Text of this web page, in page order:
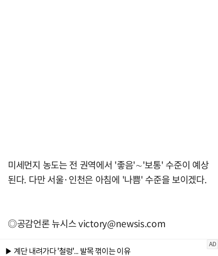
미세먼지 농도는 전 권역에서 '좋음'∼'보통' 수준이 예상
된다. 다만 서울·인천은 아침에 '나쁨' 수준을 보이겠다.
◎공감언론 뉴시스victory@newsis.com